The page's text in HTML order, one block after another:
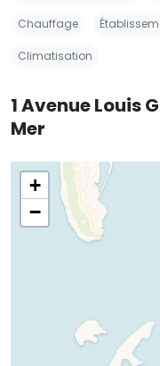
Chauffage
Climatisation
1 Avenue Louis
Mer
+
−